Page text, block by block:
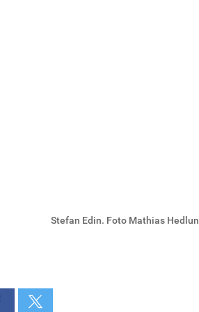
Stefan Edin. Foto Mathias